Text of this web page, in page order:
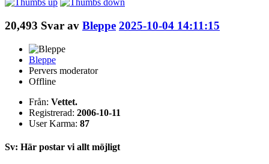
20,493 Svar av Bleppe 2025-10-04 14:11:15
Bleppe
Pervers moderator
Offline
Från: Vettet.
Registrerad: 2006-10-11
User Karma: 87
Sv: Här postar vi allt möjligt